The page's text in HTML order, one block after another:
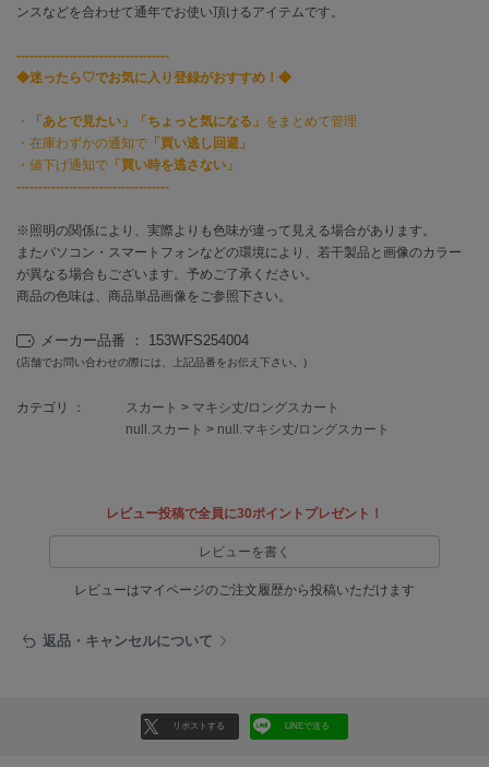
COLE HAAN
CONVERSE
EIMY ISTOIRE
エイミー イストワール
emmi
エミ
emmi atelier
ンスなどを合わせて通年でお使い頂けるアイテムです。
-----------------------------------
◆迷ったら♡でお気に入り登録がおすすめ！◆
・ 「あとで見たい」「ちょっと気になる」 をまとめて管理
・在庫わずかの通知で 「買い逃し回避」
・値下げ通知で 「買い時を逃さない」
-----------------------------------
※照明の関係により、実際よりも色味が違って見える場合があります。
またパソコン・スマートフォンなどの環境により、若干製品と画像のカラー
が異なる場合もございます。予めご了承ください。
商品の色味は、商品単品画像をご参照下さい。
メーカー品番 ： 153WFS254004
(店舗でお問い合わせの際には、上記品番をお伝え下さい。)
カテゴリ ： スカート > マキシ丈/ロングスカート
null.スカート > null.マキシ丈/ロングスカート
レビュー投稿で全員に30ポイントプレゼント！
レビューを書く
レビューはマイページのご注文履歴から投稿いただけます
返品・キャンセルについて
リポストする LINEで送る